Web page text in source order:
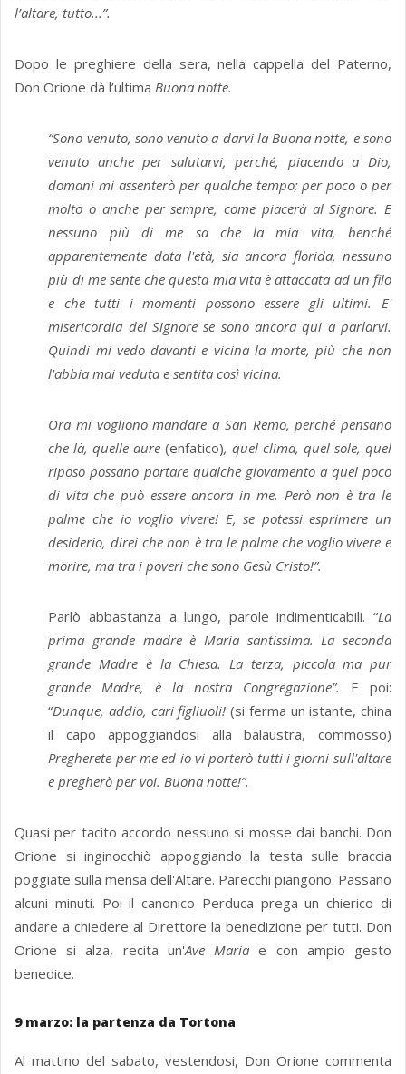
l’altare, tutto...”.
Dopo le preghiere della sera, nella cappella del Paterno,
Don Orione dà l’ultima Buona notte.
“Sono venuto, sono venuto a darvi la Buona notte, e sono
venuto anche per salutarvi, perché, piacendo a Dio,
domani mi assenterò per qualche tempo; per poco o per
molto o anche per sempre, come piacerà al Signore. E
nessuno più di me sa che la mia vita, benché
apparentemente data l'età, sia ancora florida, nessuno
più di me sente che questa mia vita è attaccata ad un filo
e che tutti i momenti possono essere gli ultimi. E'
misericordia del Signore se sono ancora qui a parlarvi.
Quindi mi vedo davanti e vicina la morte, più che non
l'abbia mai veduta e sentita così vicina.
Ora mi vogliono mandare a San Remo, perché pensano
che là, quelle aure(enfatico), quel clima, quel sole, quel
riposo possano portare qualche giovamento a quel poco
di vita che può essere ancora in me. Però non è tra le
palme che io voglio vivere! E, se potessi esprimere un
desiderio, direi che non è tra le palme che voglio vivere e
morire, ma tra i poveri che sono Gesù Cristo!”.
Parlò abbastanza a lungo, parole indimenticabili. “La
prima grande madre è Maria santissima. La seconda
grande Madre è la Chiesa. La terza, piccola ma pur
grande Madre, è la nostra Congregazione”. E poi:
“Dunque, addio, cari figliuoli!(si ferma un istante, china
il capo appoggiandosi alla balaustra, commosso)
Pregherete per me ed io vi porterò tutti i giorni sull'altare
e pregherò per voi. Buona notte!”.
Quasi per tacito accordo nessuno si mosse dai banchi. Don
Orione si inginocchiò appoggiando la testa sulle braccia
poggiate sulla mensa dell'Altare. Parecchi piangono. Passano
alcuni minuti. Poi il canonico Perduca prega un chierico di
andare a chiedere al Direttore la benedizione per tutti. Don
Orione si alza, recita un'Ave Maria e con ampio gesto
benedice.
9 marzo: la partenza da Tortona
Al mattino del sabato, vestendosi, Don Orione commenta